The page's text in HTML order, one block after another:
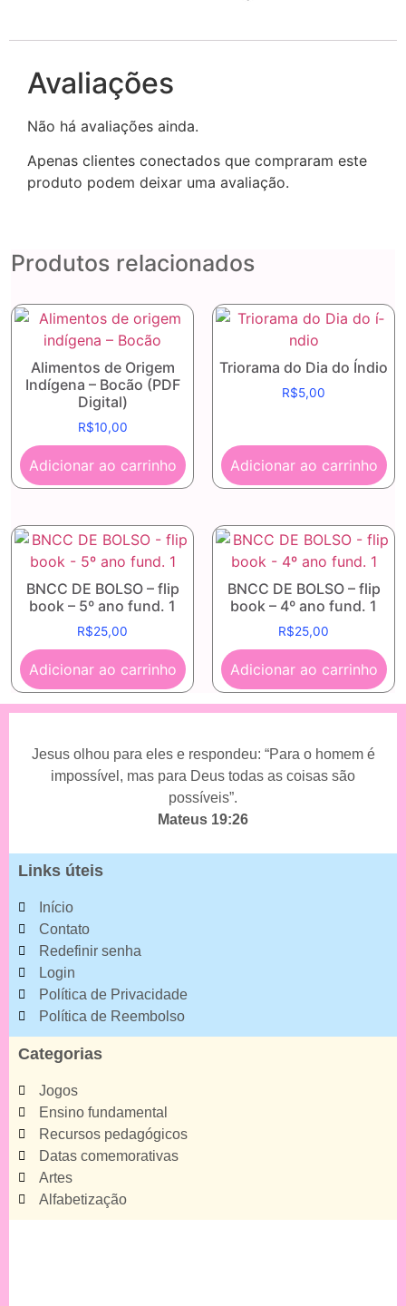
Avaliações
Não há avaliações ainda.
Apenas clientes conectados que compraram este
produto podem deixar uma avaliação.
Produtos relacionados
Alimentos de Origem
Indígena – Bocão (PDF
Digital)
R$10,00
Adicionar ao carrinho
Triorama do Dia do Í­ndio
R$5,00
Adicionar ao carrinho
BNCC DE BOLSO – flip
book – 5º ano fund. 1
R$25,00
Adicionar ao carrinho
BNCC DE BOLSO – flip
book – 4º ano fund. 1
R$25,00
Adicionar ao carrinho
Jesus olhou para eles e respondeu: “Para o homem é
impossível, mas para Deus todas as coisas são
possíveis”.
Mateus 19:26
Links úteis
Início
Contato
Redefinir senha
Login
Política de Privacidade
Política de Reembolso
Categorias
Jogos
Ensino fundamental
Recursos pedagógicos
Datas comemorativas
Artes
Alfabetização